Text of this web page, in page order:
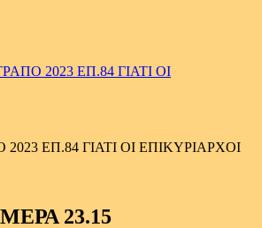
2023 ΕΠ.84 ΓΙΑΤΙ ΟΙ
ΕΠ.84 ΓΙΑΤΙ ΟΙ ΕΠΙΚΥΡΙΑΡΧΟΙ